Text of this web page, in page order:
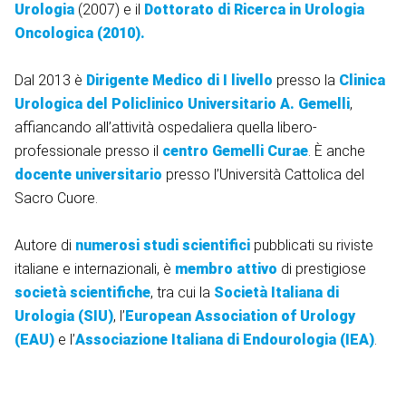
Urologia (2007) e il Dottorato di Ricerca in Urologia
Oncologica (2010).
Dal 2013 è Dirigente Medico di I livello presso la Clinica
Urologica del Policlinico Universitario A. Gemelli,
affiancando all’attività ospedaliera quella libero-
professionale presso il centro Gemelli Curae. È anche
docente universitario presso l’Università Cattolica del
Sacro Cuore.
Autore di numerosi studi scientifici pubblicati su riviste
italiane e internazionali, è membro attivo di prestigiose
società scientifiche, tra cui la Società Italiana di
Urologia (SIU), l’ European Association of Urology
(EAU) e l’Associazione Italiana di Endourologia (IEA).